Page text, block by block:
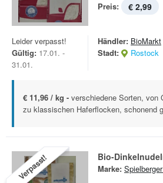
Preis: € 2,99
Leider verpasst!
Gültig: 17.01. -
31.01.
Händler: BioMarkt
Stadt:
Rostock
€ 11,96 / kg - verschiedene Sorten, von
zu klassischen Haferflocken, schonend
Verpasst! Bio-
Marke: